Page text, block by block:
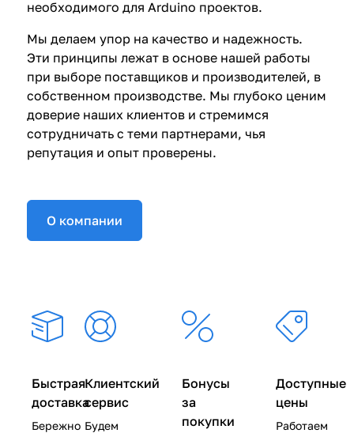
необходимого для Arduino проектов.
Мы делаем упор на качество и надежность.
Эти принципы лежат в основе нашей работы
при выборе поставщиков и производителей, в
собственном производстве. Мы глубоко ценим
доверие наших клиентов и стремимся
сотрудничать с теми партнерами, чья
репутация и опыт проверены.
О компании
Быстрая
доставка
Бережно
Клиентский
сервис
Будем
Бонусы
за
покупки
Доступные
цены
Работаем